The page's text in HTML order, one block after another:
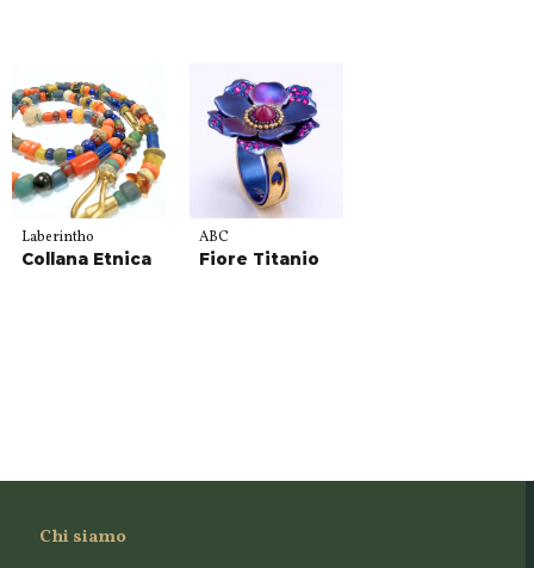
Laberintho
Collana Etnica
ABC
Fiore Titanio
Chi siamo